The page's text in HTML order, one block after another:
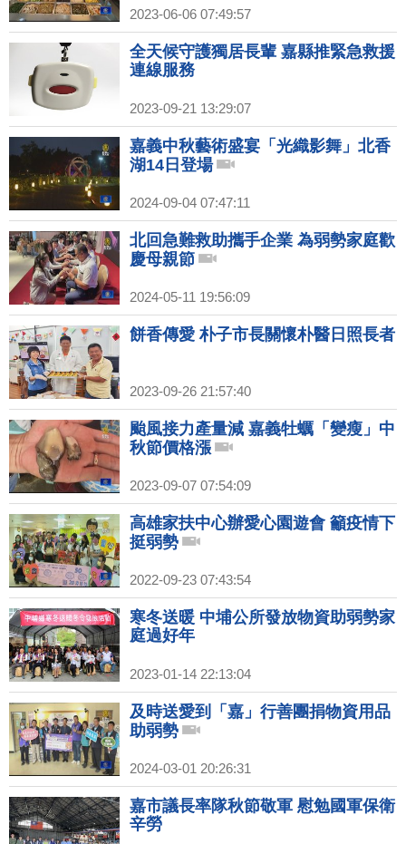
2023-06-06 07:49:57
全天候守護獨居長輩 嘉縣推緊急救援
連線服務
2023-09-21 13:29:07
嘉義中秋藝術盛宴「光織影舞」北香
湖14日登場
2024-09-04 07:47:11
北回急難救助攜手企業 為弱勢家庭歡
慶母親節
2024-05-11 19:56:09
餅香傳愛 朴子市長關懷朴醫日照長者
2023-09-26 21:57:40
颱風接力產量減 嘉義牡蠣「變瘦」中
秋節價格漲
2023-09-07 07:54:09
高雄家扶中心辦愛心園遊會 籲疫情下
挺弱勢
2022-09-23 07:43:54
寒冬送暖 中埔公所發放物資助弱勢家
庭過好年
2023-01-14 22:13:04
及時送愛到「嘉」行善團捐物資用品
助弱勢
2024-03-01 20:26:31
嘉市議長率隊秋節敬軍 慰勉國軍保衛
辛勞